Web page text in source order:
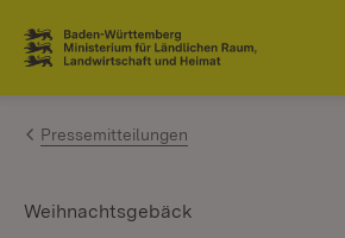
Zum Inhalt springen
Link zur Startseite
Pressemitteilungen
Weihnachtsgebäck